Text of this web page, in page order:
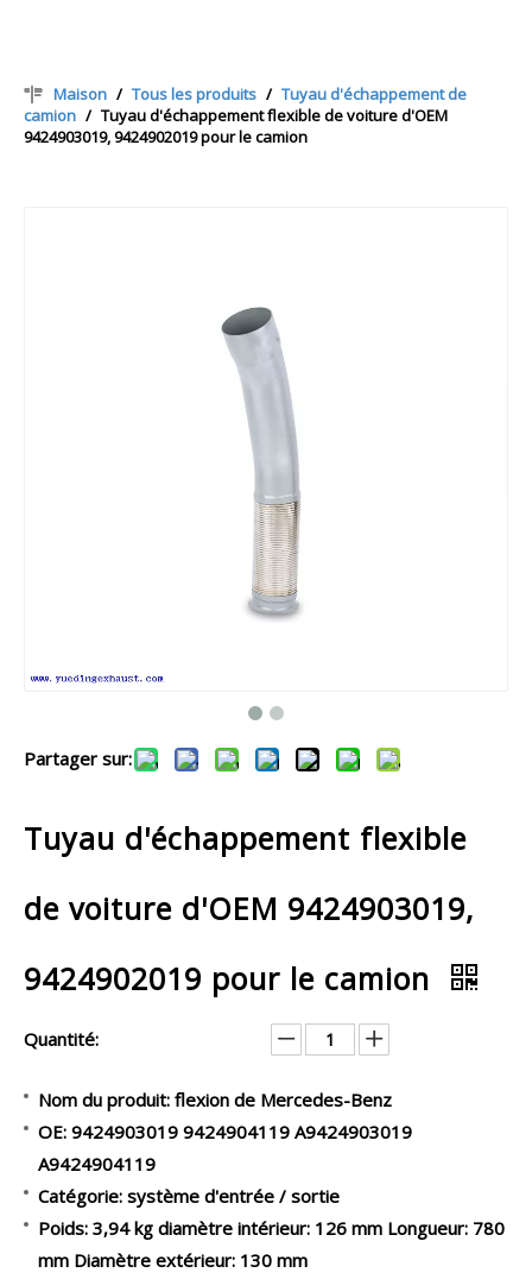
Maison / Tous les produits / Tuyau d'échappement de
camion / Tuyau d'échappement flexible de voiture d'OEM
9424903019, 9424902019 pour le camion
Partager sur:
Tuyau d'échappement flexible
de voiture d'OEM 9424903019,
9424902019 pour le camion
Quantité:
Nom du produit: flexion de Mercedes-Benz
OE: 9424903019 9424904119 A9424903019
A9424904119
Catégorie: système d'entrée / sortie
Poids: 3,94 kg diamètre intérieur: 126 mm Longueur: 780
mm Diamètre extérieur: 130 mm